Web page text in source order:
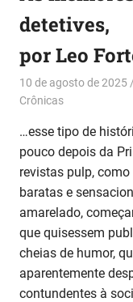
detetives,
por Leo
10 de agosto de 2025
Crônicas
…esse tipo de
pouco depois da
revistas pulp,
baratas e
amarelado,
que quisessem
cheias de humor,
aparentemente
contundentes à